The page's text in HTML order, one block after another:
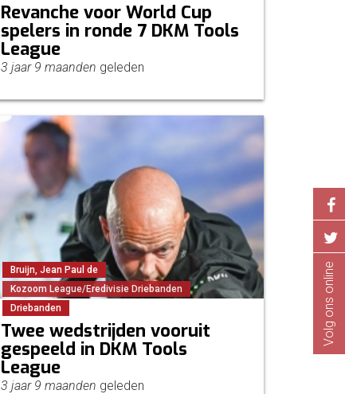
Revanche voor World Cup
spelers in ronde 7 DKM Tools
League
3 jaar 9 maanden geleden
Bruijn, Jean Paul de
Kozoom League/Eredivisie Driebanden
Driebanden
Twee wedstrijden vooruit
gespeeld in DKM Tools
League
3 jaar 9 maanden geleden
Volg ons online